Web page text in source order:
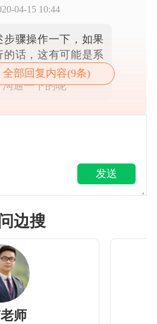
04-15 10:44
步骤操作一下，如果
的话，这有可能是系
呢 需要和软件服务
通一下的呢
全部回复内容(9条)
发送
边搜
师